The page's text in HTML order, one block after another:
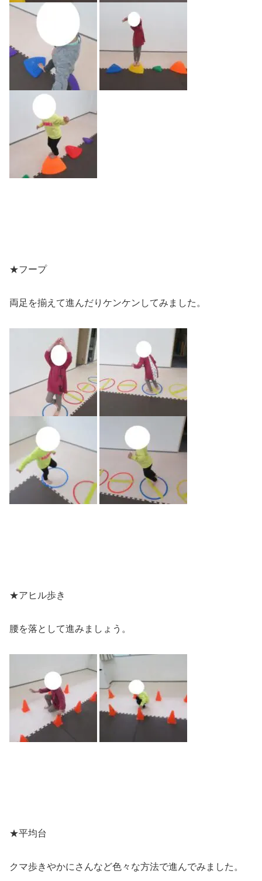
★フープ
両足を揃えて進んだりケンケンしてみました。
★アヒル歩き
腰を落として進みましょう。
★平均台
クマ歩きやかにさんなど色々な方法で進んでみました。